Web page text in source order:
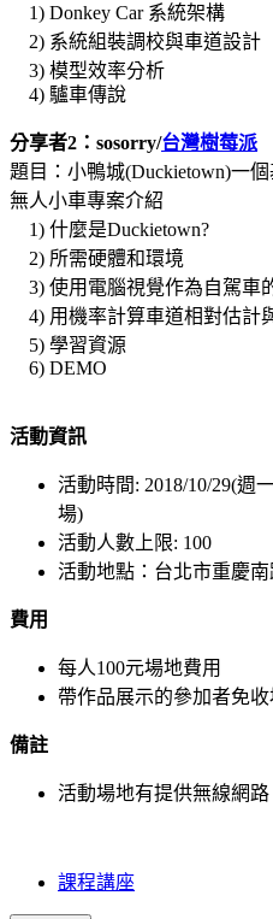
1) Donkey Car 系統架構
2) 系統組裝調校與車道設計
3) 模型效率分析
4) 驢車傳說
分享者2：sosorry/台灣樹莓派
題目：小鴨城(Duckietown)一
無人小車專案介紹
1) 什麼是Duckietown?
2) 所需硬體和環境
3) 使用電腦視覺作為自駕車
4) 用機率計算車道相對估計
5) 學習資源
6) DEMO
活動資訊
活動時間: 2018/10/29(週
場)
活動人數上限: 100
活動地點：台北市重慶
費用
每人100元場地費用
帶作品展示的參加者免收
備註
活動場地有提供無線網路
課程講座